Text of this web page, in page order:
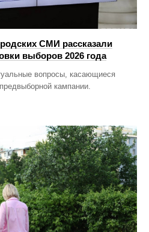
СМИ рассказали
выборов 2026 года
вопросы, касающиеся
кампании.